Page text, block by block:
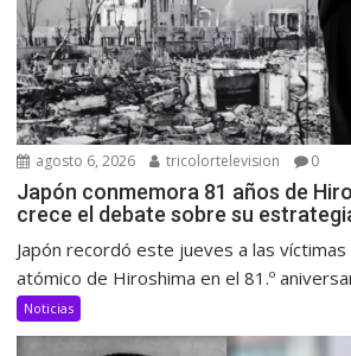
agosto 6, 2026 tricolortelevision 0
Japón conmemora 81 años de
crece el debate sobre su
Japón recordó este jueves a las
atómico de Hiroshima en el 81.º
Noticias